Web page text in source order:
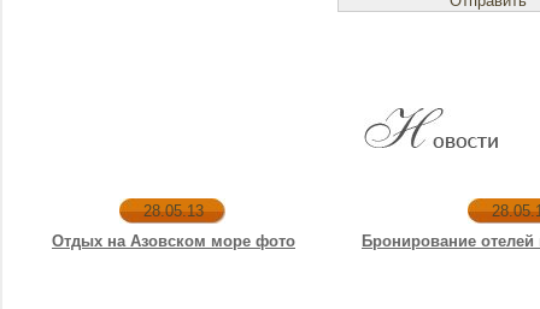
28.05.13
Отдых на Азовском море фото
Бронирование